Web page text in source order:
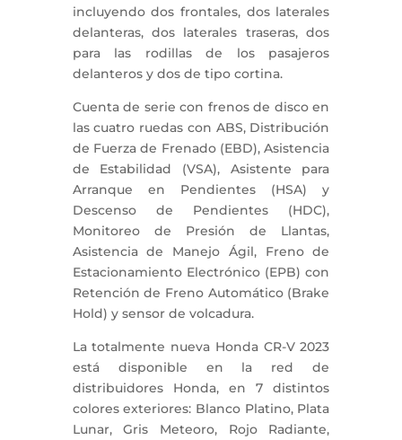
incluyendo dos frontales, dos laterales
delanteras, dos laterales traseras, dos
para las rodillas de los pasajeros
delanteros y dos de tipo cortina.
Cuenta de serie con frenos de disco en
las cuatro ruedas con ABS, Distribución
de Fuerza de Frenado (EBD), Asistencia
de Estabilidad (VSA), Asistente para
Arranque en Pendientes (HSA) y
Descenso de Pendientes (HDC),
Monitoreo de Presión de Llantas,
Asistencia de Manejo Ágil, Freno de
Estacionamiento Electrónico (EPB) con
Retención de Freno Automático (Brake
Hold) y sensor de volcadura.
La totalmente nueva Honda CR-V 2023
está disponible en la red de
distribuidores Honda, en 7 distintos
colores exteriores: Blanco Platino, Plata
Lunar, Gris Meteoro, Rojo Radiante,